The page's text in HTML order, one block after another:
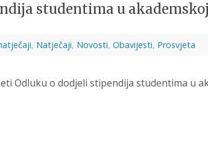
studentima u
, Natječaji, Novosti, Obavijesti, Prosvjeta
Odluku o dodjeli stipendija studentima u